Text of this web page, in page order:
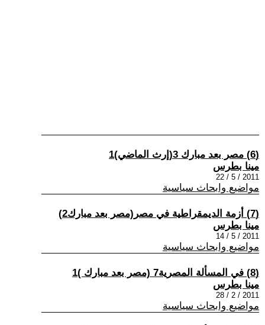
(6) مصر بعد مبارك 3(إرث الماضي)1
مينا بطرس
2011 / 5 / 22
مواضيع وابحاث سياسية
(7) أزمة الديمقراطية في مصر(مصر بعد مبارك2)
مينا بطرس
2011 / 5 / 14
مواضيع وابحاث سياسية
(8) في المسألة المصرية7 (مصر بعد مبارك )1
مينا بطرس
2011 / 2 / 28
مواضيع وابحاث سياسية